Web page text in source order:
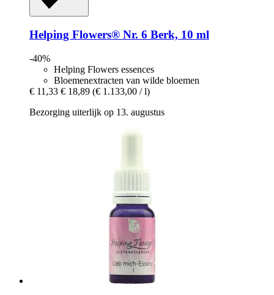
Helping Flowers® Nr. 6 Berk, 10 ml
-40%
Helping Flowers essences
Bloemenextracten van wilde bloemen
€ 11,33 € 18,89 (€ 1.133,00 / l)
Bezorging uiterlijk op 13. augustus